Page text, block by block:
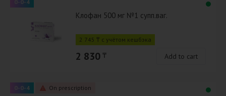
0-0-4
Клофан 500 мг №1 супп.ваг.
2 745 ₸ с учётом кешбэка
2 830 ₸ Add to cart
0-0-4 On prescription